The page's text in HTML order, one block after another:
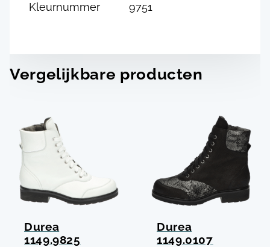
Kleurnummer 9751
Vergelijkbare producten
Durea
1149.9825
Durea
1149.0107